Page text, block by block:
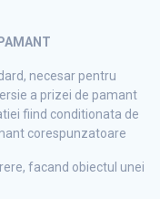
necesar pentru
a prizei de pamant
fiind conditionata de
corespunzatoare
facand obiectul unei